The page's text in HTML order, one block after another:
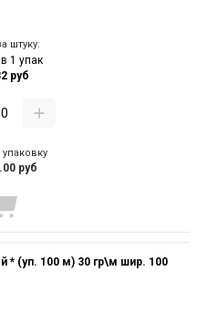
штуку:
1 упак
руб
руб
* (уп. 100 м) 30 гр\м шир. 100